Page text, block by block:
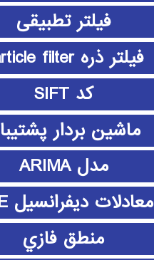
فیلتر تطبیقی
فیلتر ذره particle filter
کد SIFT
ماشین بردار
مدل ARIMA
معادلات دیفرانسیل ODE
منطق فازي